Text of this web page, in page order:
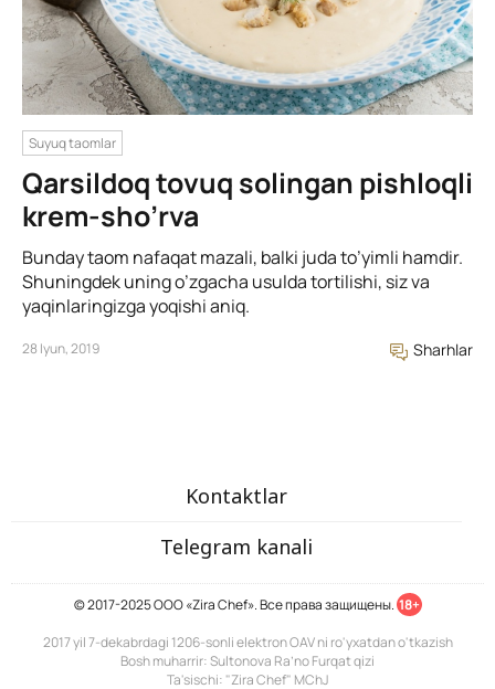
Suyuq taomlar
Qarsildoq tovuq solingan pishloqli
krem-sho’rva
Bunday taom nafaqat mazali, balki juda to’yimli hamdir.
Shuningdek uning o’zgacha usulda tortilishi, siz va
yaqinlaringizga yoqishi aniq.
28 Iyun, 2019 Sharhlar
Kontaktlar
Telegram kanali
© 2017-2025 ООО «Zira Chef». Все права защищены. 18+
2017 yil 7-dekabrdagi 1206-sonli elektron OAV ni ro'yxatdan o'tkazish
Bosh muharrir: Sultonova Ra’no Furqat qizi
Ta'sischi: "Zira Chef" MChJ